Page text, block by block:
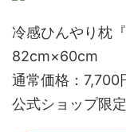
冷感ひんやり枕『
82cm×60cm
通常価格：7,700
公式ショップ限